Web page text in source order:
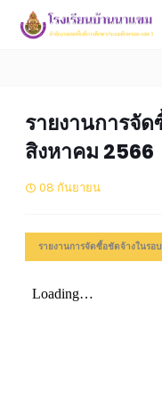
รายงานการจั
สิงหาคม 2566
08 กันยายน
รายงานการจัดซื้อชัดจ้างในรอ